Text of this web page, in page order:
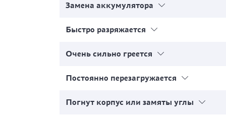
Замена аккумулятора
Быстро разряжается
Очень сильно греется
Постоянно перезагружается
Погнут корпус или замяты углы